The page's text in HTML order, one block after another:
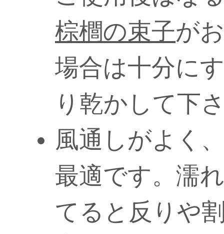
棕櫚の束子が
場合は十分に
り乾かして下
風通しがよく
最適です。濡
てると反りや